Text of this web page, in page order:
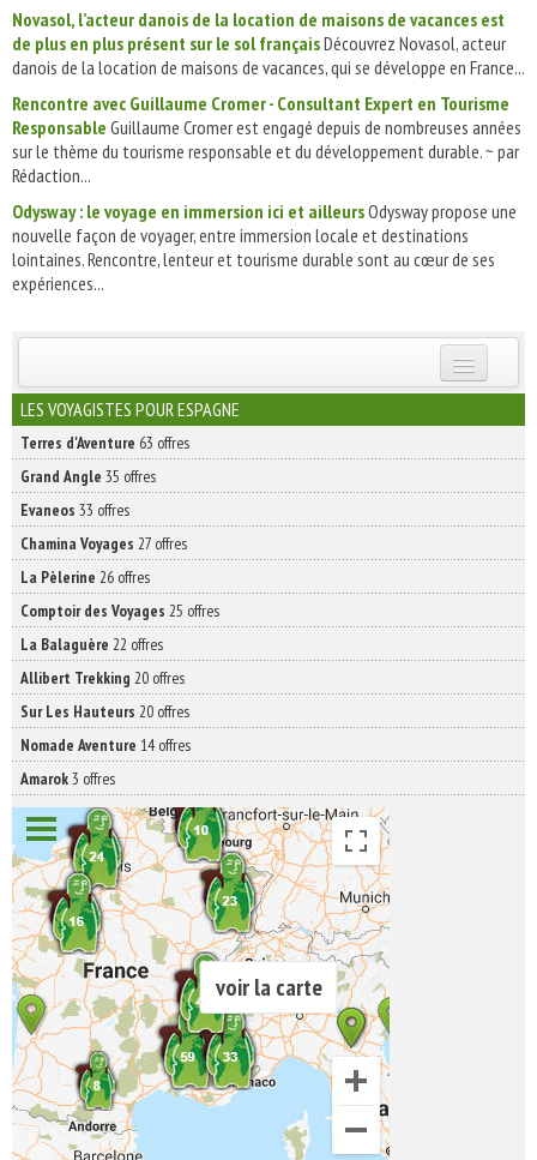
Novasol, l’acteur danois de la location de maisons de vacances est
de plus en plus présent sur le sol françaisDécouvrez Novasol, acteur
danois de la location de maisons de vacances, qui se développe en France...
Rencontre avec Guillaume Cromer - Consultant Expert en Tourisme
Responsable Guillaume Cromer est engagé depuis de nombreuses années
sur le thème du tourisme responsable et du développement durable. ~ par
Rédaction...
Odysway : le voyage en immersion ici et ailleursOdysway propose une
nouvelle façon de voyager, entre immersion locale et destinations
lointaines. Rencontre, lenteur et tourisme durable sont au cœur de ses
expériences...
INSCRIVEZ-VOUS | ABONNEZ-VOUS
LES VOYAGISTES POUR ESPAGNE
Terres d'Aventure 63 offres
Grand Angle 35 offres
Evaneos 33 offres
Chamina Voyages 27 offres
La Pèlerine 26 offres
Comptoir des Voyages 25 offres
La Balaguère 22 offres
Allibert Trekking 20 offres
Sur Les Hauteurs 20 offres
Nomade Aventure 14 offres
Amarok3 offres
voir la carte